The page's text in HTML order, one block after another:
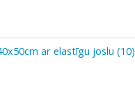
ar elastīgu joslu (10)